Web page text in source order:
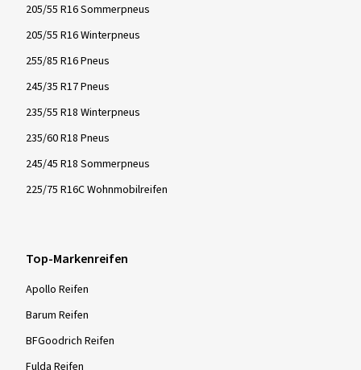
205/55 R16 Sommerpneus
205/55 R16 Winterpneus
255/85 R16 Pneus
245/35 R17 Pneus
235/55 R18 Winterpneus
235/60 R18 Pneus
245/45 R18 Sommerpneus
225/75 R16C Wohnmobilreifen
Top-Markenreifen
Apollo Reifen
Barum Reifen
BFGoodrich Reifen
Fulda Reifen